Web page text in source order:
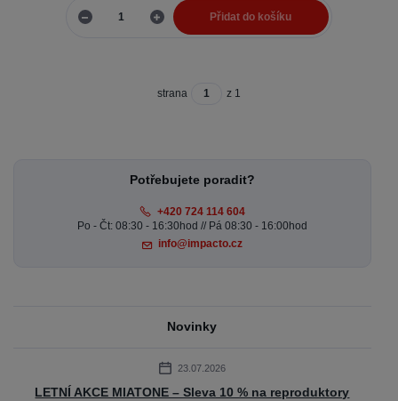
Přidat do košíku
strana z 1
Potřebujete poradit?
+420 724 114 604
Po - Čt: 08:30 - 16:30hod // Pá 08:30 - 16:00hod
info@impacto.cz
Novinky
23.07.2026
LETNÍ AKCE MIATONE – Sleva 10 % na reproduktory